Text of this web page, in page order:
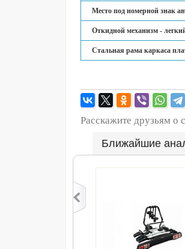
Место под номерной знак
Откидной механизм -
Стальная рама каркаса
Расскажите друзьям о
Ближайшие